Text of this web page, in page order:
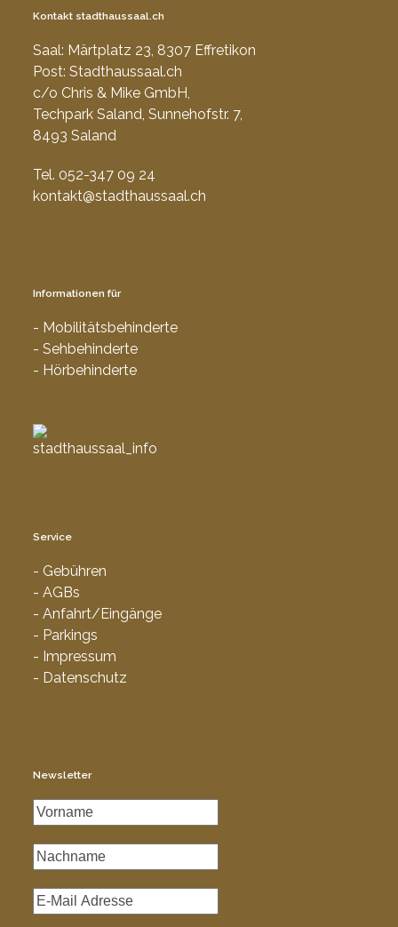
Kontakt stadthaussaal.ch
Saal: Märtplatz 23, 8307 Effretikon
Post: Stadthaussaal.ch
c/o Chris & Mike GmbH,
Techpark Saland, Sunnehofstr. 7,
8493 Saland
Tel. 052-347 09 24
kontakt@stadthaussaal.ch
Informationen für
- Mobilitätsbehinderte
- Sehbehinderte
- Hörbehinderte
Service
- Gebühren
- AGBs
- Anfahrt/Eingänge
- Parkings
- Impressum
- Datenschutz
Newsletter